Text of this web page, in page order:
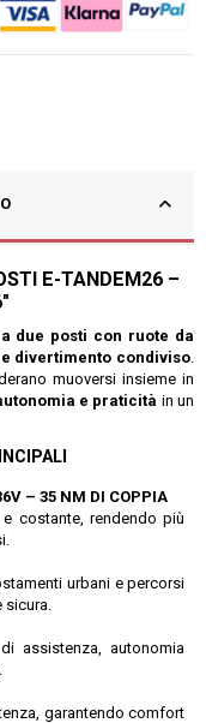
E-TANDEM26 –
due posti con ruote da
divertimento condiviso.
muoversi insieme in
e praticità in un
– 35 NM DI COPPIA
costante, rendendo più
urbani e percorsi
assistenza, autonomia
garantendo comfort